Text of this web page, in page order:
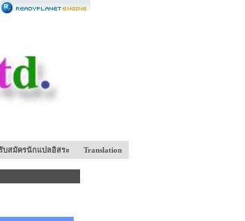
บสมัครนักแปลอิสระ
Translation